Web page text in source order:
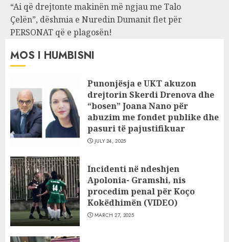
“Ai që drejtonte makinën më ngjau me Talo
Çelën”, dëshmia e Nuredin Dumanit flet për
PERSONAT që e plagosën!
MOS I HUMBISNI
Punonjësja e UKT akuzon
drejtorin Skerdi Drenova dhe
“bosen” Joana Nano për
abuzim me fondet publike dhe
pasuri të pajustifikuar
JULY 24, 2025
Incidenti në ndeshjen
Apolonia- Gramshi, nis
procedim penal për Koço
Kokëdhimën (VIDEO)
MARCH 27, 2025